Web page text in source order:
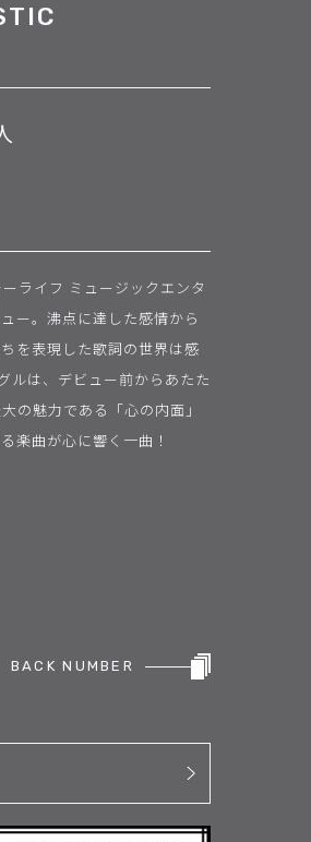
ライフ ミュージックエンタ
ー。沸点に達した感情から
を表現した歌詞の世界は感
ルは、デビュー前からあたた
の魅力である「心の内面」
楽曲が心に響く一曲！
BACK NUMBER